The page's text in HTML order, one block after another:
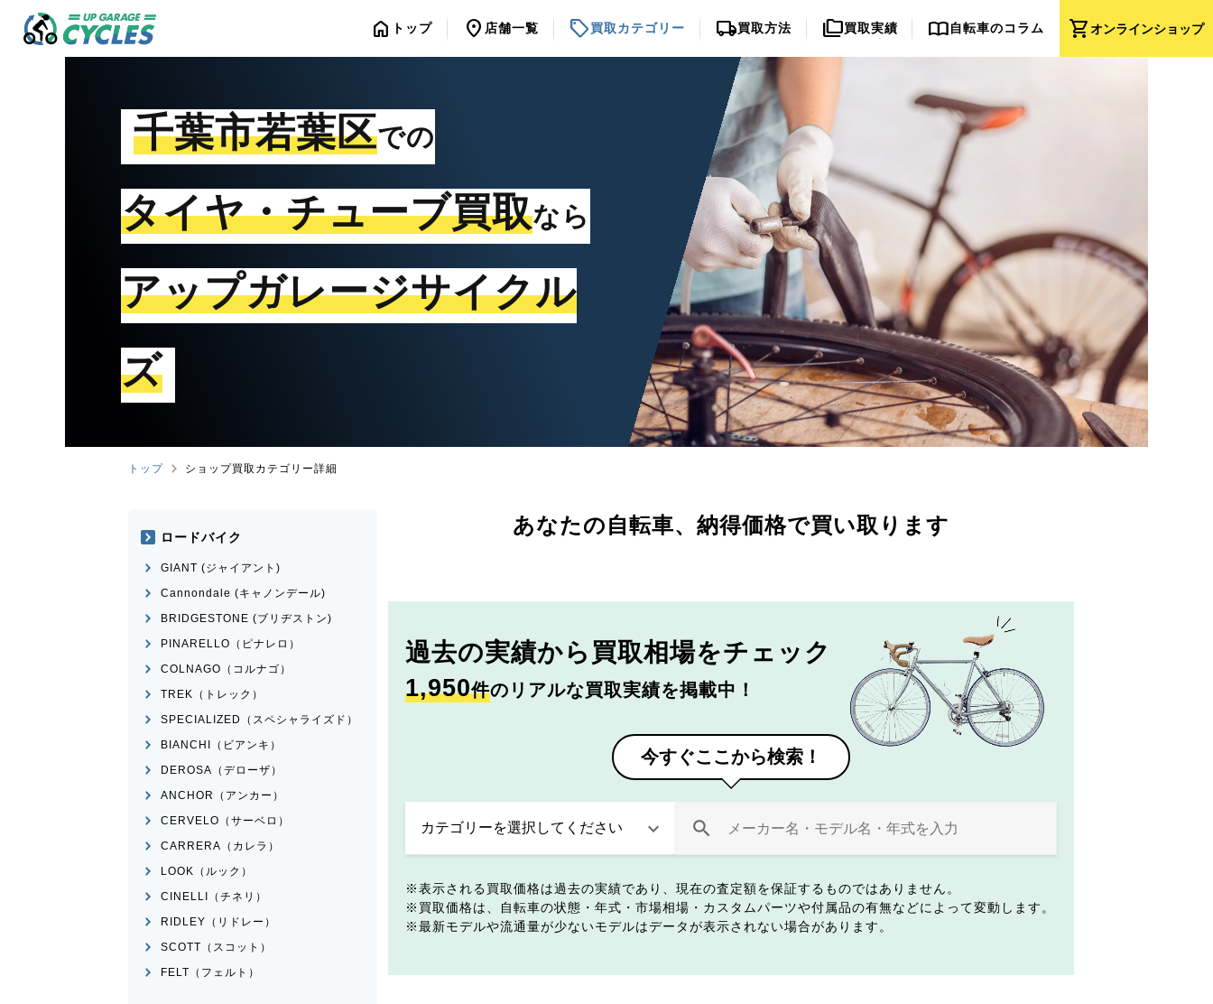
shopping_cartオンラインショップ
home トップ location_on 店舗一覧 sell買取カテゴリー local_shipping買取方法 folder_copy買取実績 import_contacts自転車のコラム
千葉市若葉区での
タイヤ・チューブ買取なら
アップガレージサイクル
ズ
トップ ショップ買取カテゴリー詳細
あなたの自転車、 納得価格で買い取ります
過去の実績から 買取相場をチェック
1,950件のリアルな買取実績を掲載中！
今すぐここから検索！
表示される買取価格は過去の実績であり、現在の査定額を保証するものではありません。
買取価格は、自転車の状態・年式・市場相場・カスタムパーツや付属品の有無などによって変動します。
最新モデルや流通量が少ないモデルはデータが表示されない場合があります。
ロードバイク
GIANT (ジャイアント)
Cannondale (キャノンデール)
BRIDGESTONE (ブリヂストン)
PINARELLO（ピナレロ）
COLNAGO（コルナゴ）
TREK（トレック）
SPECIALIZED（スペシャライズド）
BIANCHI（ビアンキ）
DEROSA（デローザ）
ANCHOR（アンカー）
CERVELO（サーベロ）
CARRERA（カレラ）
LOOK（ルック）
CINELLI（チネリ）
RIDLEY（リドレー）
SCOTT（スコット）
FELT（フェルト）